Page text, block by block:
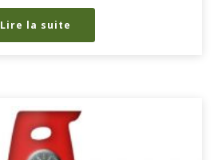
Lire la suite